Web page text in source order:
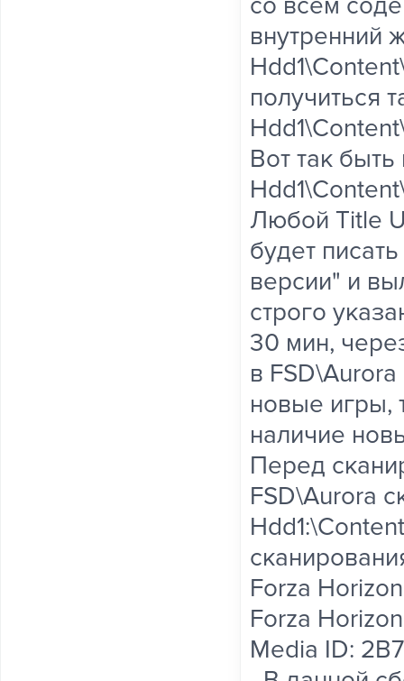
внутренний
получиться
Вот так
Любой Title
будет
версии" и
строго
30 мин,
в
новые игры,
наличие
Перед
FSD\Aurora
Forza
Forza
Media ID: